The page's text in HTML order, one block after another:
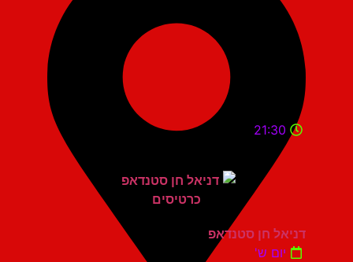
21:30
דניאל חן סטנדאפ
יום ש'